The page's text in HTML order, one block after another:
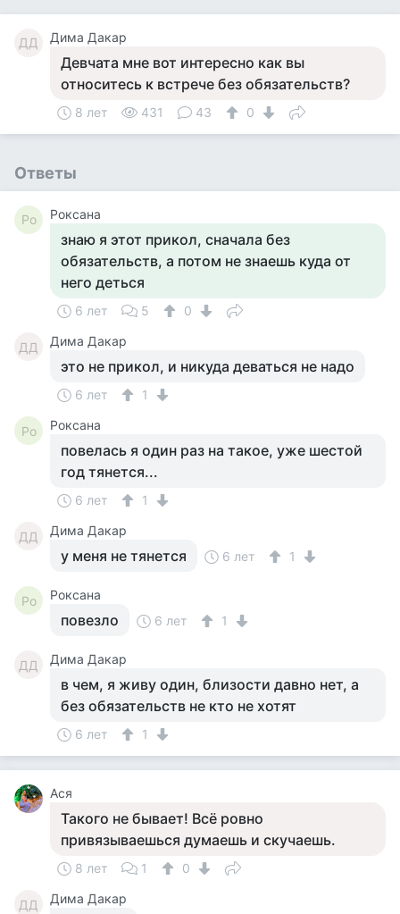
ДД Дима Дакар
Девчата мне вот интересно как вы
относитесь к встрече без обязательств?
8 лет 431 43 0
Ответы
Ро Роксана
знаю я этот прикол, сначала без
обязательств, а потом не знаешь куда от
него деться
6 лет 5 0
ДД Дима Дакар
это не прикол, и никуда деваться не надо
6 лет 1
Ро Роксана
повелась я один раз на такое, уже шестой
год тянется...
6 лет 1
ДД Дима Дакар
у меня не тянется 6 лет 1
Ро Роксана
повезло 6 лет 1
ДД Дима Дакар
в чем, я живу один, близости давно нет, а
без обязательств не кто не хотят
6 лет 1
Ася
Такого не бывает! Всё ровно
привязываешься думаешь и скучаешь.
8 лет 1 0
ДД Дима Дакар